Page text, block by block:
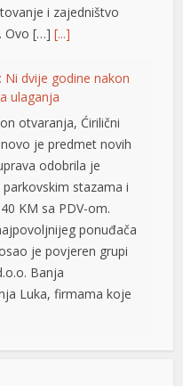
i zajedništvo
Ovo […][...]
Ni dvije godine nakon
ulaganja
otvaranja, Ćirilični
je predmet novih
odobrila je
stazama i
KM sa PDV-om.
ponuđača
je povjeren grupi
Banja
Luka, firmama koje